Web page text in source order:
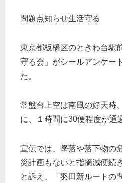
問題点知らせ生活守る
東京都板橋区のときわ台駅
守る会」がシールアンケー
た。
常盤台上空は南風の好天時
に、１時間に30便程度が通
宣伝では、墜落や落下物の
災計画もないと指摘減便続
と訴え、「羽田新ルートの